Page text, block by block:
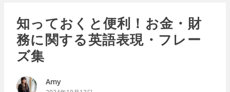
知っておくと便利！お金・財
務に関する英語表現・フレー
ズ集
Amy